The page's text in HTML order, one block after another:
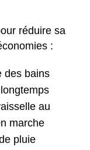
réduire sa
:
des bains
au
marche
pluie